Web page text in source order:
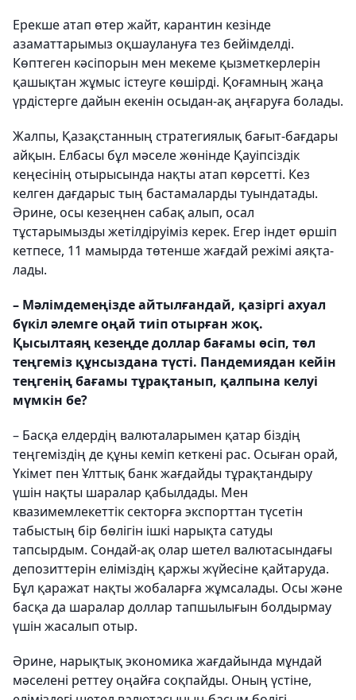
Ерекше атап өтер жайт, карантин ке­зін­де
азаматтарымыз оқшаулануға тез бейім­делді.
Көптеген кәсіпорын мен меке­ме қызметкерлерін
қашықтан жұмыс істеуге көшірді. Қоғамның жаңа
үрдіс­терге дайын екенін осыдан-ақ аңғаруға болады.
Жалпы, Қазақстанның стратегиялық бағыт-бағдары
айқын. Елбасы бұл мәселе жөнінде Қауіпсіздік
кеңесінің отырысында нақты атап көрсетті. Кез
келген дағдарыс тың бастамаларды туын­датады.
Әрине, осы кезеңнен сабақ алып, осал
тұстарымызды жетілдіруіміз керек. Егер індет өршіп
кетпесе, 11 ма­мырда төтенше жағдай режімі аяқ­та­
лады.
– Мәлімдемеңізде айтылғандай, қазіргі ахуал
бүкіл әлемге оңай тиіп отырған жоқ.
Қысылтаяң кезеңде доллар бағамы өсіп, төл
теңгеміз құнсыздана түсті. Пандемиядан кейін
теңгенің бағамы тұрақтанып, қалпына келуі
мүмкін бе?
– Басқа елдердің валюталарымен қатар біздің
теңгеміздің де құны кеміп кеткені рас. Осыған орай,
Үкімет пен Ұлттық банк жағдайды тұрақтандыру
үшін нақты шаралар қабылдады. Мен
квазимемлекеттік секторға экспорттан түсетін
табыстың бір бөлігін ішкі нарықта сатуды
тапсырдым. Сондай-ақ олар шетел валютасындағы
депозиттерін еліміздің қаржы жүйесіне қайтаруда.
Бұл қа­ражат нақты жобаларға жұмсалады. Осы және
басқа да шаралар доллар тап­шы­­лығын болдырмау
үшін жасалып отыр.
Әрине, нарықтық экономика жағ­дайында мұндай
мәселені реттеу оңайға соқпайды. Оның үстіне,